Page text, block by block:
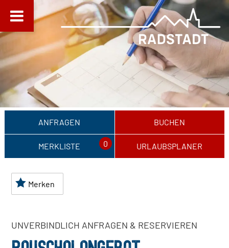
ANFRAGEN BUCHEN
MERKLISTE 0 URLAUBSPLANER
Merken
UNVERBINDLICH ANFRAGEN & RESERVIEREN